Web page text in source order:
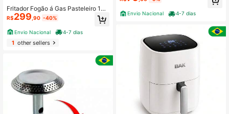
Fritador Fogão á Gas Pasteleiro 10
Litros Inox n18 Alta Pressão Batata f
rita Salgado Pastel Promoção Tach
o
R$299 ,90 -40%
Envio Nacional 4-7 dias
1other sellers
Envio Nacional 4-7 dias